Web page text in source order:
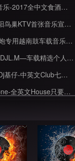
汕头虾米音乐-2017全中文食酒了Club串烧
DJ亚夕沁阳鸟巢KTV首张音乐宣传大碟
Mp3-低音炮专用越南鼓车载音乐串烧
Mp3_南昌DJL.M—车载精选个人喜爱百大电子Music榜单串烧
Mp3 恩平Dj基仔-中英文Club七夕时光一逝永不回往事只能回味串烧
Mp3 DjAlone-全英文House只要我飞的够快气氛组就搞不过来串烧